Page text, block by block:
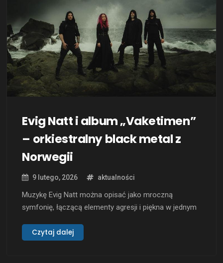
Evig Natt i album „Vaketimen”
– orkiestralny black metal z
Norwegii
9 lutego, 2026 aktualności
Muzykę Evig Natt można opisać jako mroczną
symfonię, łączącą elementy agresji i piękna w jednym
Norwegii i prezentuje unikalne podejście do gotyckiego
Czytaj dalej